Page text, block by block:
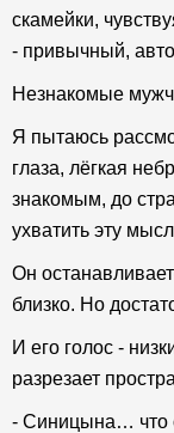
скамейки,
- привычный,
Незнакомые
Я пытаюсь
глаза, лёгкая
знакомым, до
ухватить эту
Он
близко. Но
И его голос -
разрезает
- Синицына… что